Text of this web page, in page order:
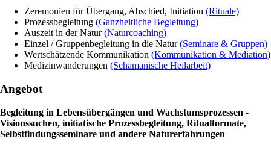
Zeremonien für Übergang, Abschied, Initiation (Rituale)
Prozessbegleitung (Ganzheitliche Begleitung)
Auszeit in der Natur(Naturcoaching)
Einzel / Gruppenbegleitung in die Natur(Seminare & Gruppen)
Wertschätzende Kommunikation (Kommunikation & Mediation)
Medizinwanderungen (Schamanische Heilarbeit)
Angebot
Begleitung in Lebensübergängen und Wachstumsprozessen -
Visionssuchen, initiatische Prozessbegleitung, Ritualformate,
Selbstfindungsseminare und andere Naturerfahrungen